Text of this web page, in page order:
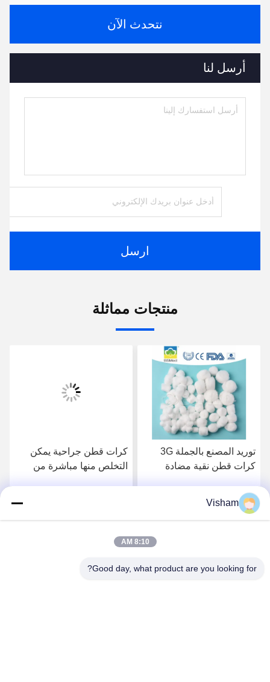
نتحدث الآن
أرسل لنا
ارسل
منتجات مماثلة
توريد المصنع بالجملة 3G
كرات قطن نقية مضادة
التخلص منها قطن طبي
صوف قطن جراحي يمكن
التخلص منه ماص معقم
معقمة للجروح
احصل على أفضل سعر
كرات قطن جراحية يمكن
التخلص منها مباشرة من
قطن معقمة يمكن التخلص
منها للجروح الطبية
Visham
8:10 AM
Good day, what product are you looking for?